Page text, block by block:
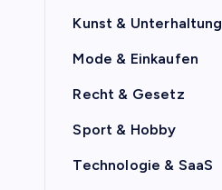
Kunst & Unterhaltung
Mode & Einkaufen
Recht & Gesetz
Sport & Hobby
Technologie & SaaS